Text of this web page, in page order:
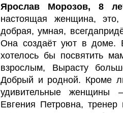
Ярослав Морозов, 8
настоящая женщина,
добрая, умная,
Она создаёт уют в доме.
хотелось бы посвятить
взрослым, Вырасту
Добрый и родной. Кроме
удивительные женщины
Евгения Петровна,